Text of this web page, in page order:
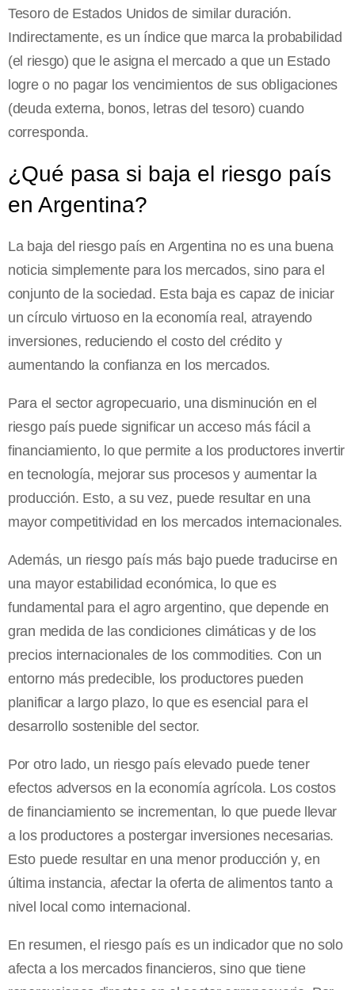
Tesoro de Estados Unidos de similar duración.
Indirectamente, es un índice que marca la probabilidad
(el riesgo) que le asigna el mercado a que un Estado
logre o no pagar los vencimientos de sus obligaciones
(deuda externa, bonos, letras del tesoro) cuando
corresponda.
¿Qué pasa si baja el riesgo país
en Argentina?
La baja del riesgo país en Argentina no es una buena
noticia simplemente para los mercados, sino para el
conjunto de la sociedad. Esta baja es capaz de iniciar
un círculo virtuoso en la economía real, atrayendo
inversiones, reduciendo el costo del crédito y
aumentando la confianza en los mercados.
Para el sector agropecuario, una disminución en el
riesgo país puede significar un acceso más fácil a
financiamiento, lo que permite a los productores invertir
en tecnología, mejorar sus procesos y aumentar la
producción. Esto, a su vez, puede resultar en una
mayor competitividad en los mercados internacionales.
Además, un riesgo país más bajo puede traducirse en
una mayor estabilidad económica, lo que es
fundamental para el agro argentino, que depende en
gran medida de las condiciones climáticas y de los
precios internacionales de los commodities. Con un
entorno más predecible, los productores pueden
planificar a largo plazo, lo que es esencial para el
desarrollo sostenible del sector.
Por otro lado, un riesgo país elevado puede tener
efectos adversos en la economía agrícola. Los costos
de financiamiento se incrementan, lo que puede llevar
a los productores a postergar inversiones necesarias.
Esto puede resultar en una menor producción y, en
última instancia, afectar la oferta de alimentos tanto a
nivel local como internacional.
En resumen, el riesgo país es un indicador que no solo
afecta a los mercados financieros, sino que tiene